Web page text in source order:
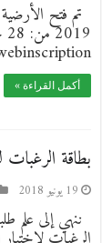
أكمل القراءة »
بطاقة الرغبات
19 يونيو 2018
ننهي إلى علم